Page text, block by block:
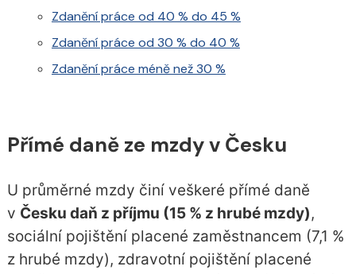
Zdanění práce od 40 % do 45 %
Zdanění práce od 30 % do 40 %
Zdanění práce méně než 30 %
Přímé daně ze mzdy v Česku
U průměrné mzdy činí veškeré přímé daně
v Česku daň z příjmu (15 % z hrubé mzdy),
sociální pojištění placené zaměstnancem (7,1 %
z hrubé mzdy), zdravotní pojištění placené